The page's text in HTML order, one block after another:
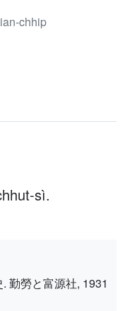
chhip
sì.
勤勞と富源社, 1931